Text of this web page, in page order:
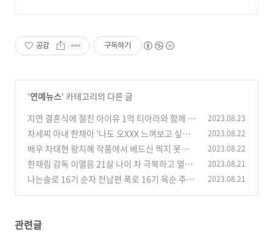
공감 구독하기
'연예뉴스' 카테고리의 다른 글
지연 결혼식에 절친 아이유 1억 티아라와 함께 건
넨 선물 정체 경악 (0)
2023.08.23
차세찌 아내 한채아 '나도 오XXX 느껴보고 싶다'
충격 발언
(1)
2023.08.22
배우 차태현 왕지혜 작품에서 베드신 찍지 못하는
이유 공개 화제
(0)
2023.08.22
한재림 감독 이열음 21살 나이 차 극복하고 열애
중 머니게임 함께해
(0)
2023.08.21
나는솔로 16기 순자 전남편 폭로 16기 옥순 주작
2023.08.21
관련글